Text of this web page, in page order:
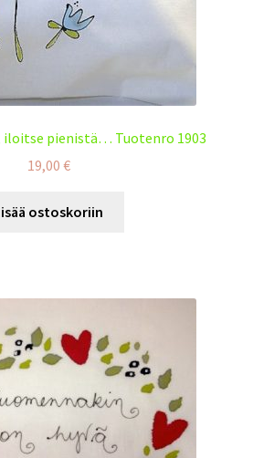
iloitse pienistä… Tuotenro 1903
19,00 €
ostoskoriin